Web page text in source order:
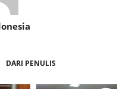
DARI PENULIS